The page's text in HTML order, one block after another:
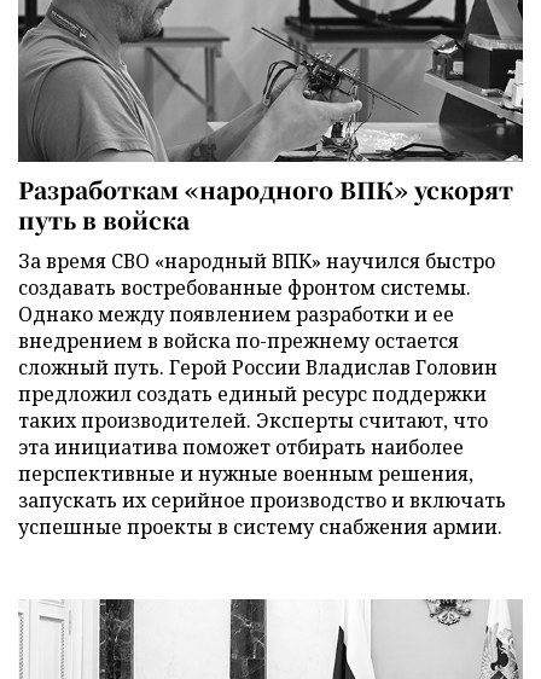
Разработкам «народного ВПК» ускорят
путь в войска
За время СВО «народный ВПК» научился быстро
создавать востребованные фронтом системы.
Однако между появлением разработки и ее
внедрением в войска по-прежнему остается
сложный путь. Герой России Владислав Головин
предложил создать единый ресурс поддержки
таких производителей. Эксперты считают, что
эта инициатива поможет отбирать наиболее
перспективные и нужные военным решения,
запускать их серийное производство и включать
успешные проекты в систему снабжения армии.